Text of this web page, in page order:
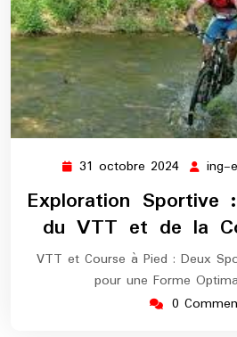
31 octobre 2024 31
octobre
2024
ing-
Exploration Sportive
du VTT et de la
VTT et Course à Pied : Deux
pour une Forme
0